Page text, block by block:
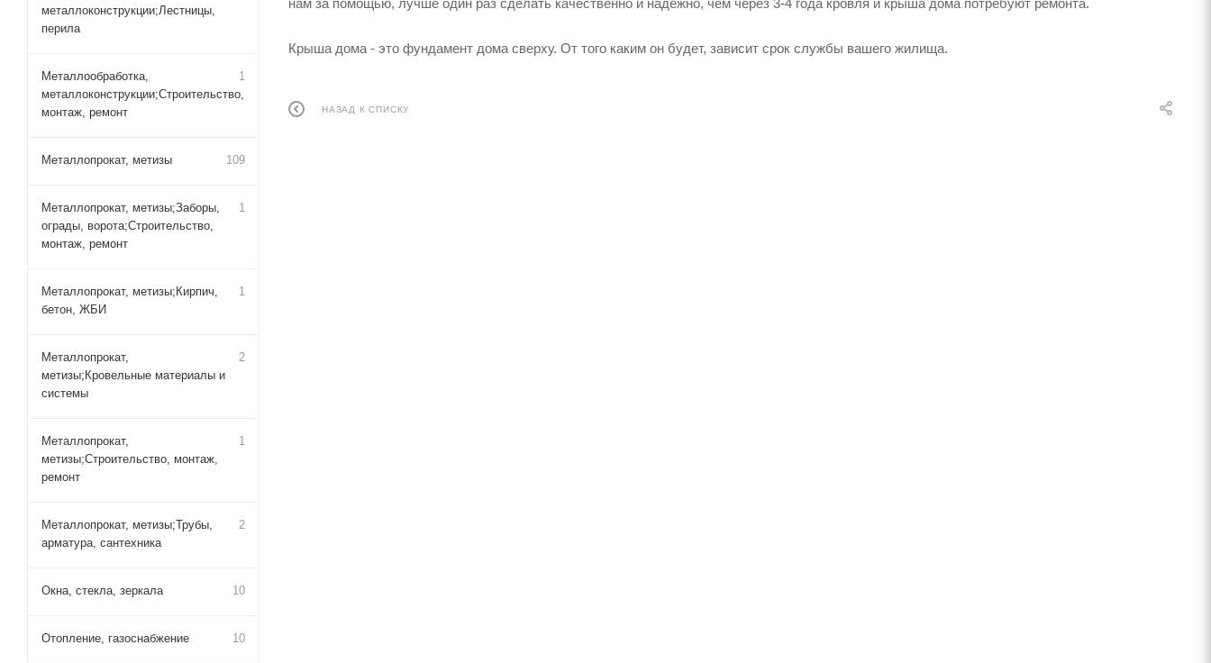
Крыша дома - это фундамент дома сверху. От того каким он будет, зависит срок службы вашего жилища.
НАЗАД К СПИСКУ
металлоконструкции;Лестницы,
перила
Металлообработка,
металлоконструкции;Строительство,
монтаж, ремонт
1
Металлопрокат, метизы 109
Металлопрокат, метизы;Заборы,
ограды, ворота;Строительство,
монтаж, ремонт
1
Металлопрокат, метизы;Кирпич,
бетон, ЖБИ
1
Металлопрокат,
метизы;Кровельные материалы и
системы
2
Металлопрокат,
метизы;Строительство, монтаж,
ремонт
1
Металлопрокат, метизы;Трубы,
арматура, сантехника
2
Окна, стекла, зеркала 10
Отопление, газоснабжение 10